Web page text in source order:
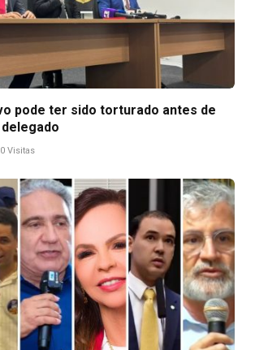
pode ter sido torturado antes de
0 Visitas